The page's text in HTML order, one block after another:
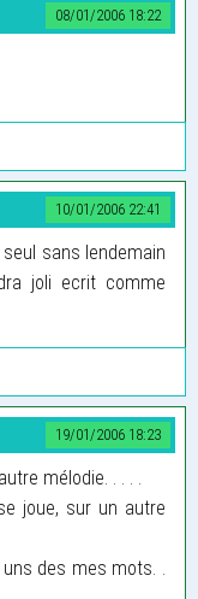
08/01/2006 18:22
10/01/2006 22:41
sans lendemain
joli ecrit comme
19/01/2006 18:23
mélodie. . . . .
joue, sur un autre
des mes mots. .